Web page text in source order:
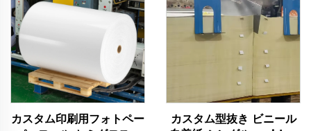
カスタム印刷用フォトペー
カスタム型抜き ビニール